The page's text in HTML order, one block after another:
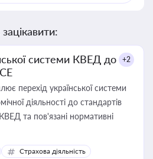
системи КВЕД до
+2
перехід української системи
діяльності до стандартів
та пов'язані нормативні
Страхова діяльність